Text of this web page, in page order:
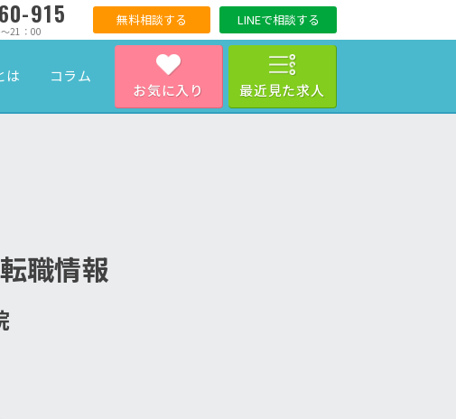
お気に入り 最近見た求人
915
21：00
無料相談する LINEで相談する
は コラム
職情報